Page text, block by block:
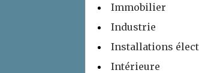
Immobilier
Industrie
Installations
Intérieure